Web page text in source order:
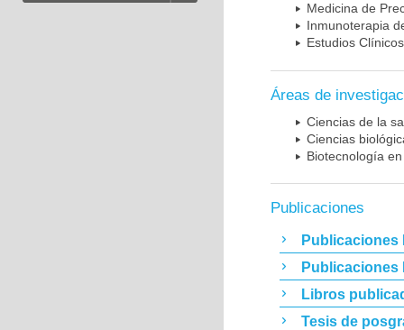
Medicina de
Inmunoterapia
Estudios Clínicos
Áreas de
Ciencias de la
Ciencias
Biotecnología
Publicaciones
Publicaciones
Publicaciones
Libros
Tesis de